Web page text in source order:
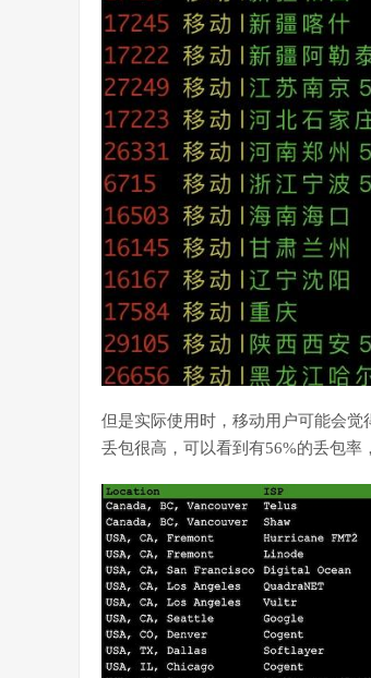
但是实际使用时，移动用户可能会觉
丢包很高，可以看到有56%的丢包率